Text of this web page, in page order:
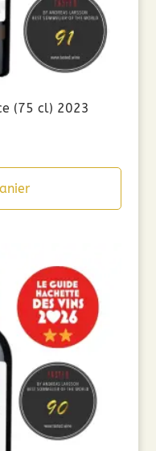
(75 cl) 2023